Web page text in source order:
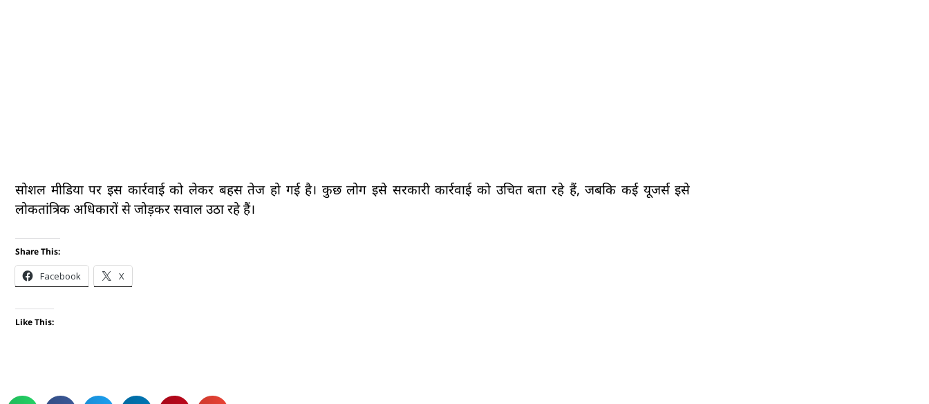
सोशल मीडिया पर इस कार्रवाई को लेकर बहस तेज हो गई है। कुछ लोग इसे सरकारी कार्रवाई को उचित बता रहे हैं, जबकि कई यूजर्स इसे
लोकतांत्रिक अधिकारों से जोड़कर सवाल उठा रहे हैं।
Share This:
Facebook X
Like This: